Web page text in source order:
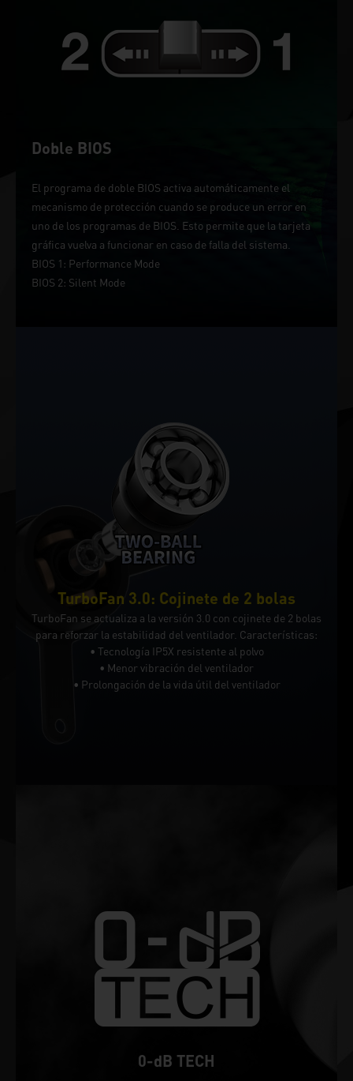
Doble BIOS
El programa de doble BIOS activa automáticamente el
mecanismo de protección cuando se produce un error en
uno de los programas de BIOS. Esto permite que la tarjeta
gráfica vuelva a funcionar en caso de falla del sistema.
BIOS 1: Performance Mode
BIOS 2: Silent Mode
TurboFan 3.0: Cojinete de 2 bolas
TurboFan se actualiza a la versión 3.0 con cojinete de 2 bolas
para reforzar la estabilidad del ventilador. Características:
• Tecnología IP5X resistente al polvo
• Menor vibración del ventilador
• Prolongación de la vida útil del ventilador
0-dB TECH